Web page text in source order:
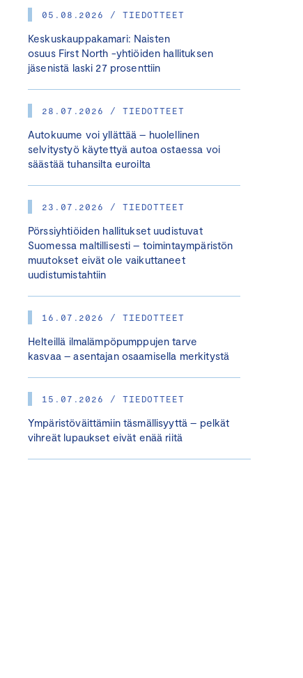
05.08.2026 / TIEDOTTEET
Keskuskauppakamari: Naisten
osuus First North -yhtiöiden hallituksen
jäsenistä laski 27 prosenttiin
28.07.2026 / TIEDOTTEET
Autokuume voi yllättää – huolellinen
selvitystyö käytettyä autoa ostaessa voi
säästää tuhansilta euroilta
23.07.2026 / TIEDOTTEET
Pörssiyhtiöiden hallitukset uudistuvat
Suomessa maltillisesti – toimintaympäristön
muutokset eivät ole vaikuttaneet
uudistumistahtiin
16.07.2026 / TIEDOTTEET
Helteillä ilmalämpöpumppujen tarve
kasvaa – asentajan osaamisella merkitystä
15.07.2026 / TIEDOTTEET
Ympäristöväittämiin täsmällisyyttä – pelkät
vihreät lupaukset eivät enää riitä